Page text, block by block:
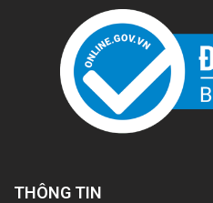
THÔNG TIN